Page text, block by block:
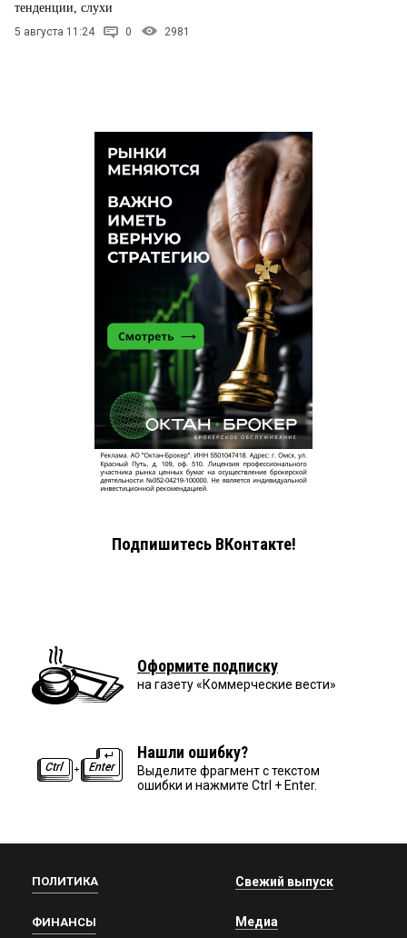
тенденции, слухи
5 августа 11:24 0 2981
Подпишитесь ВКонтакте!
Оформите подписку
на газету «Коммерческие вести»
Нашли ошибку?
Выделите фрагмент с текстом
ошибки и нажмите Ctrl + Enter.
ПОЛИТИКА
ФИНАНСЫ
Свежий выпуск
Медиа